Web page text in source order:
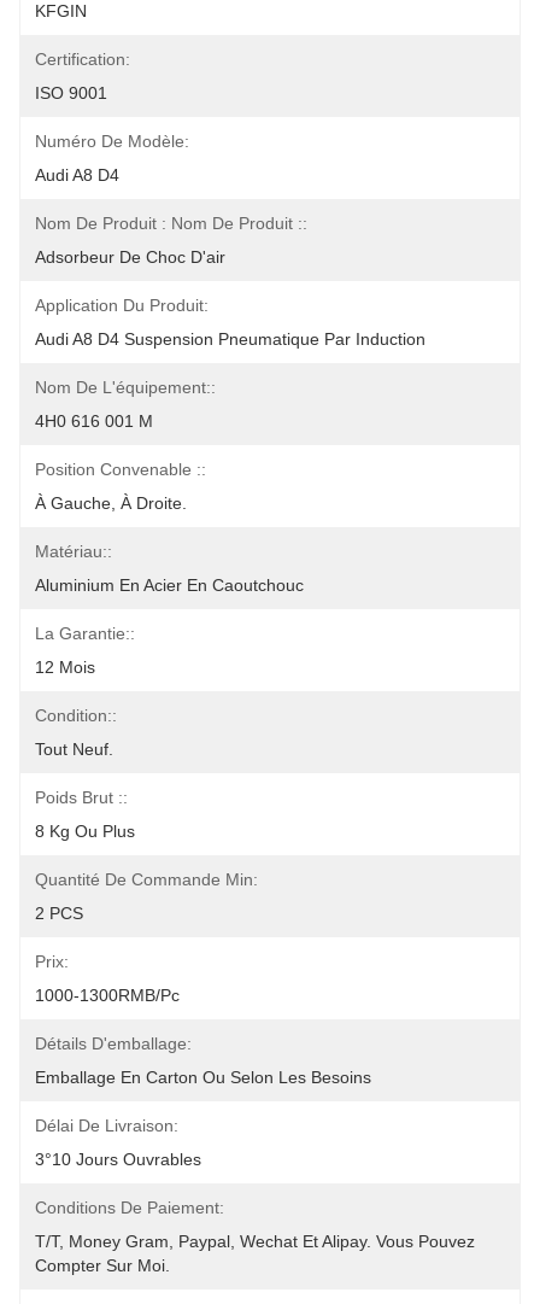
KFGIN
Certification:
ISO 9001
Numéro De Modèle:
Audi A8 D4
Nom De Produit : Nom De Produit ::
Adsorbeur De Choc D'air
Application Du Produit:
Audi A8 D4 Suspension Pneumatique Par Induction
Nom De L'équipement::
4H0 616 001 M
Position Convenable ::
À Gauche, À Droite.
Matériau::
Aluminium En Acier En Caoutchouc
La Garantie::
12 Mois
Condition::
Tout Neuf.
Poids Brut ::
8 Kg Ou Plus
Quantité De Commande Min:
2 PCS
Prix:
1000-1300RMB/Pc
Détails D'emballage:
Emballage En Carton Ou Selon Les Besoins
Délai De Livraison:
3°10 Jours Ouvrables
Conditions De Paiement:
T/T, Money Gram, Paypal, Wechat Et Alipay. Vous Pouvez
Compter Sur Moi.